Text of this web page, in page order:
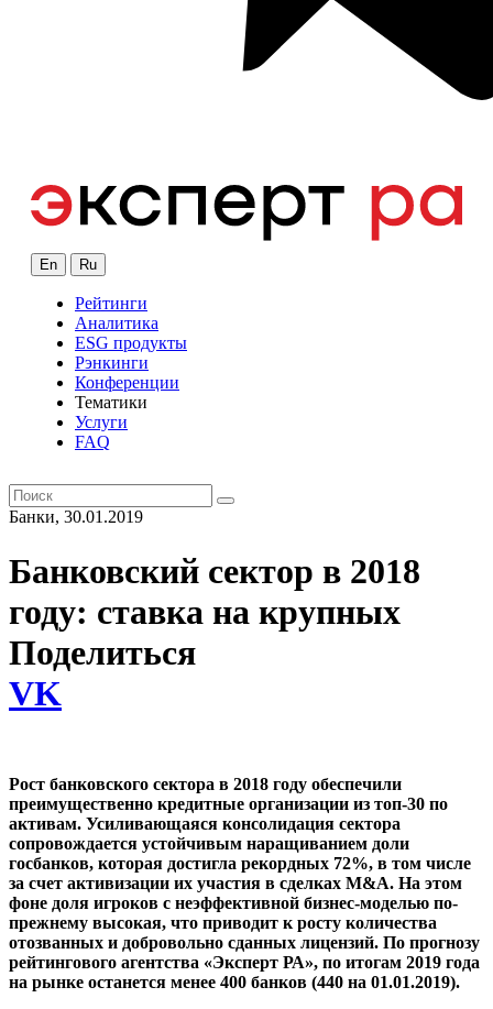
En Ru
Рейтинги
Аналитика
ESG продукты
Рэнкинги
Конференции
Тематики
Услуги
FAQ
Банки, 30.01.2019
Банковский сектор в 2018
году: ставка на крупных
Поделиться
VK
Рост банковского сектора в 2018 году обеспечили
преимущественно кредитные организации из топ-30 по
активам. Усиливающаяся консолидация сектора
сопровождается устойчивым наращиванием доли
госбанков, которая достигла рекордных 72%, в том числе
за счет активизации их участия в сделках M&A. На этом
фоне доля игроков с неэффективной бизнес-моделью по-
прежнему высокая, что приводит к росту количества
отозванных и добровольно сданных лицензий. По прогнозу
рейтингового агентства «Эксперт РА», по итогам 2019 года
на рынке останется менее 400 банков (440 на 01.01.2019).